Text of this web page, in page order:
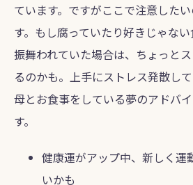
ています。ですがここで注意した
す。もし腐っていたり好きじゃな
振舞われていた場合は、ちょっと
るのかも。上手にストレス発散し
母とお食事をしている夢のアドバ
す。
健康運がアップ中、新しく運
いかも